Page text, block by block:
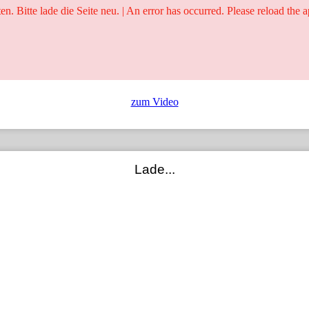
zum Video
Lade...
Bitte lade die Seite neu. | An error has occurred. Please reload the